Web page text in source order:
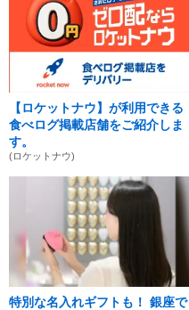
【ロケットナウ】が利用できる
食べログ掲載店舗をご紹介しま
す。
(ロケットナウ)
特別な名入れギフトも！ 銀座で